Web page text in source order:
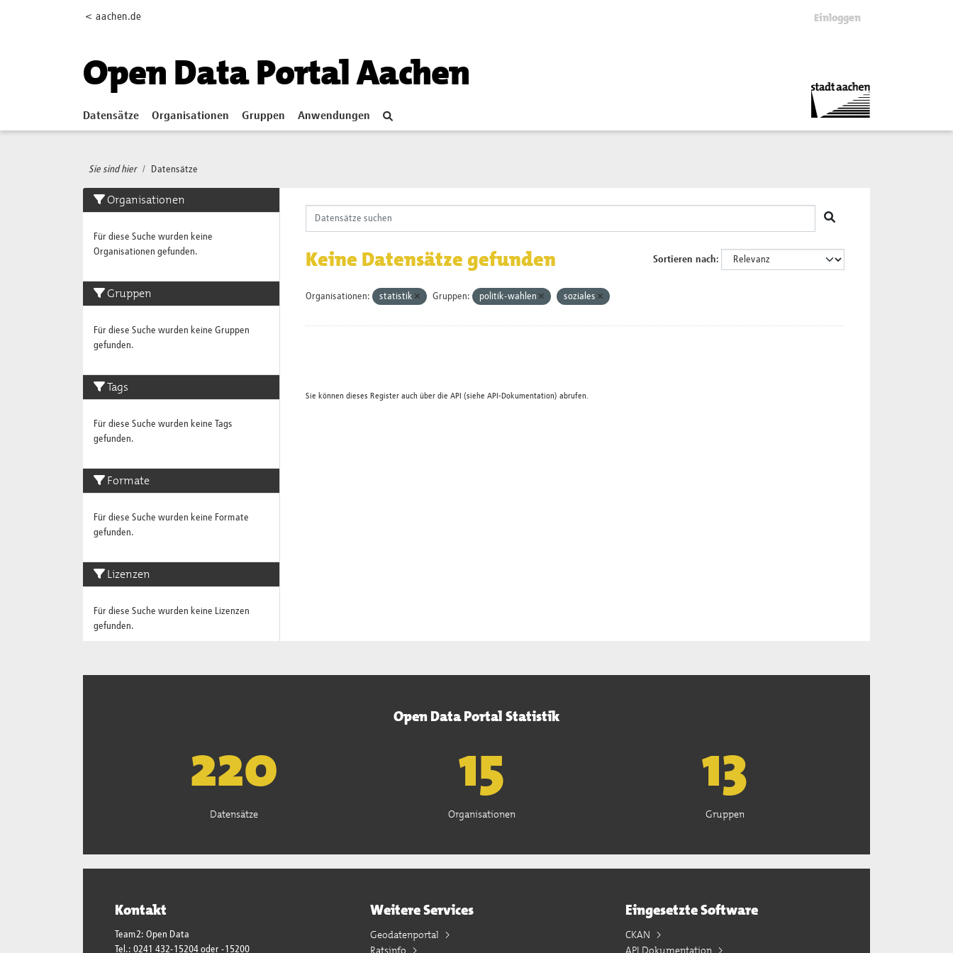
< aachen.de Einloggen
Open Data Portal Aachen
Datensätze Organisationen Gruppen Anwendungen
Sie sind hier Datensätze
Organisationen
Für diese Suche wurden keine
Organisationen gefunden.
Gruppen
Für diese Suche wurden keine Gruppen
gefunden.
Tags
Für diese Suche wurden keine Tags
gefunden.
Formate
Für diese Suche wurden keine Formate
gefunden.
Lizenzen
Für diese Suche wurden keine Lizenzen
gefunden.
Sortieren nach
Keine Datensätze gefunden
Organisationen: statistik Gruppen: politik-wahlen soziales
Sie können dieses Register auch über die API (siehe API-Dokumentation) abrufen.
Open Data Portal Statistik
222
Datensätze
15
Organisationen
13
Gruppen
Kontakt
Team2: Open Data
Tel.: 0241 432-15204 oder -15200
Weitere Services
Geodatenportal
Ratsinfo
Eingesetzte Software
CKAN
API Dokumentation